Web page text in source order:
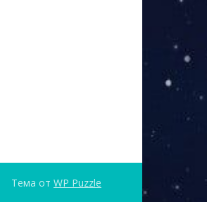
Тема от WP Puzzle